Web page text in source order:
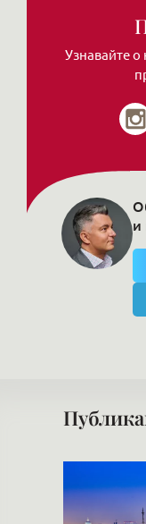
Узнавайте
Нажимая на
и